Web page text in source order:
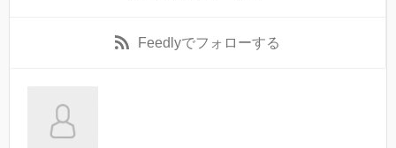
Feedlyでフォローする